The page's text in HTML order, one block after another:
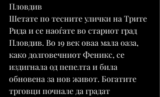
Пловдив
Шетате по тесните улички на Трите
Рида и се наоѓате во стариот град
Пловдив. Во 19 век оваа мала оаза,
како долговечниот Феникс, се
издигнала од пепелта и била
обновена за нов живот. Богатите
трговци почнале да градат